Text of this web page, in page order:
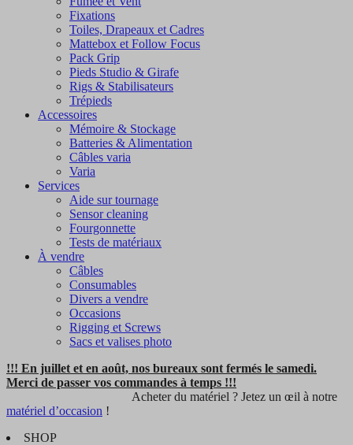
Fixations
Toiles, Drapeaux et Cadres
Mattebox et Follow Focus
Pack Grip
Pieds Studio & Girafe
Rigs & Stabilisateurs
Trépieds
Accessoires
Mémoire & Stockage
Batteries & Alimentation
Câbles varia
Varia
Services
Aide sur tournage
Sensor cleaning
Fourgonnette
Tests de matériaux
À vendre
Câbles
Consumables
Divers a vendre
Occasions
Rigging et Screws
Sacs et valises photo
!!! En juillet et en août, nos bureaux sont fermés le samedi.
Merci de passer vos commandes à temps !!!
Acheter du matériel ? Jetez un œil à notre
matériel d’occasion !
SHOP